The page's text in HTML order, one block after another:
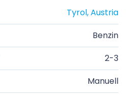
Tyrol, Austria
Benzin
2-3
Manuell